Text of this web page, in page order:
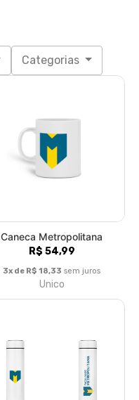
Categorias
Caneca Metropolitana
R$ 54,99
3x de R$ 18,33 sem juros
Unico